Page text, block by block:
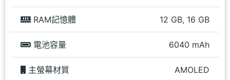
RAM記憶體 12 GB, 16 GB
電池容量 6040 mAh
主螢幕材質 AMOLED